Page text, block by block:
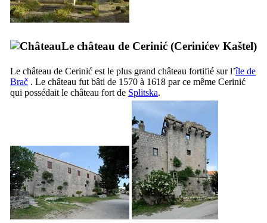
Le château de Cerinić (Cerinićev Kaštel)
Le château de Cerinić est le plus grand château fortifié sur l’île de
Brač . Le château fut bâti de 1570 à 1618 par ce même Cerinić
qui possédait le château fort de Splitska.